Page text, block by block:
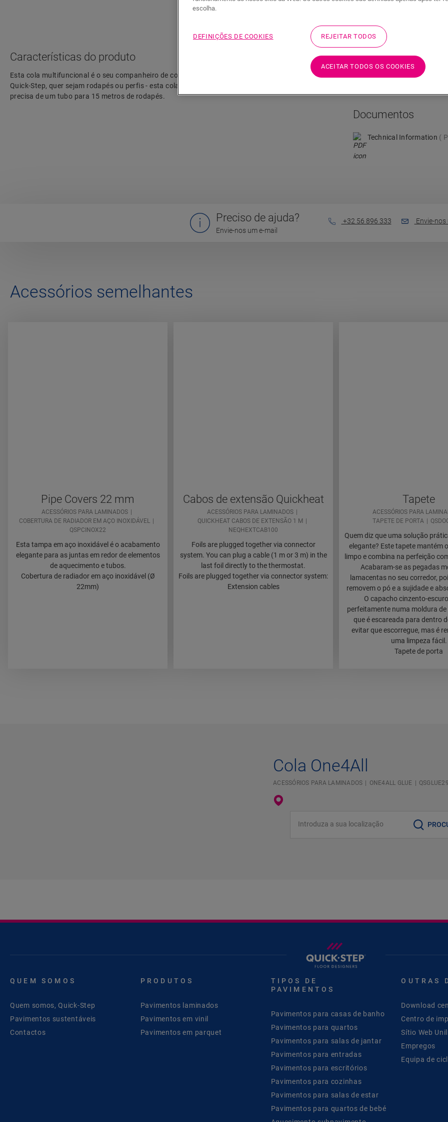
Características do produto
Esta cola multifuncional é o seu companheiro de confiança ao instalar todos os acessórios
Quick-Step, quer sejam rodapés ou perfis - esta cola é a combinação perfeita. Em média,
precisa de um tubo para 15 metros de rodapés.
Informação técnica
Detalhes do produto
Documentos
Technical Information
Preciso de ajuda?
Envie-nos um e-mail
+32 56 896 333 Envie-nos
Acessórios semelhantes
Pipe Covers 22 mm
ACESSÓRIOS PARA LAMINADOS
COBERTURA DE RADIADOR EM AÇO INOXIDÁVEL
QSPCINOX22
Esta tampa em aço inoxidável é o acabamento
elegante para as juntas em redor de elementos
de aquecimento e tubos.
Cobertura de radiador em aço inoxidável (Ø
22mm)
Cabos de extensão Quickheat
ACESSÓRIOS PARA LAMINADOS
QUICKHEAT CABOS DE EXTENSÃO 1 M
NEQHEXTCAB100
Foils are plugged together via connector
system. You can plug a cable (1 m or 3 m) in the
last foil directly to the thermostat.
Foils are plugged together via connector system:
Extension cables
Tapete
ACESSÓRIOS PARA
TAPETE DE PORTA
Quem diz que uma solução
elegante? Este tapete mantém
limpo e combina na perfeição
Acabaram-se as pegadas
lamacentas no seu corredor,
removem o pó e a sujidade e
O capacho cinzento-
perfeitamente numa moldura
que é escareada para dentro
evitar que escorregue, mas é
uma limpeza fácil.
Tapete de porta
Cola One4All
ACESSÓRIOS PARA LAMINADOS ONE4ALL GLUE
QUEM SOMOS
Quem somos, Quick-Step
Pavimentos sustentáveis
Contactos
PRODUTOS
Pavimentos laminados
Pavimentos em vinil
Pavimentos em parquet
TIPOS DE
PAVIMENTOS
Pavimentos para casas de banho
Pavimentos para quartos
Pavimentos para salas de jantar
Pavimentos para entradas
Pavimentos para escritórios
Pavimentos para cozinhas
Pavimentos para salas de estar
Pavimentos para quartos de bebé
OUTRAS
Download
Centro de
Sítio Web
Empregos
Equipa de
escolha.
DEFINIÇÕES DE COOKIES REJEITAR TODOS
ACEITAR TODOS OS COOKIES